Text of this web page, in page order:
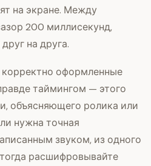
на экране. Между
200 миллисекунд,
на друга.
оформленные
таймингом — этого
объясняющего ролика или
нужна точная
звуком, из одного
расшифровывайте